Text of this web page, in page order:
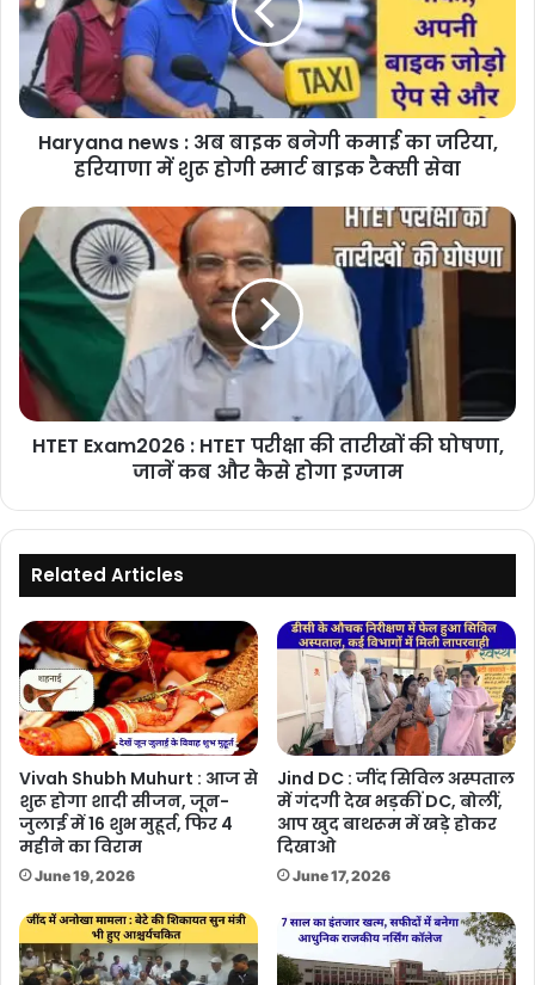
बाइक
बनेगी
कमाई
का
जरिया,
हरियाणा
होगी
स्मार्ट
बाइक
टैक्सी
सेवा
Haryana news : अब बाइक बनेगी कमाई का जरिया,
हरियाणा में शुरू होगी स्मार्ट बाइक टैक्सी सेवा
HTET
Exam2026
:
HTET
परीक्षा
तारीखों
घोषणा,
जानें
इग्जाम
HTET Exam2026 : HTET परीक्षा की तारीखों की घोषणा,
जानें कब और कैसे होगा इग्जाम
Related Articles
Vivah Shubh Muhurt : आज से
शुरू होगा शादी सीजन, जून-
जुलाई में 16 शुभ मुहूर्त, फिर 4
महीने का विराम
June 19, 2026
Jind DC : जींद सिविल अस्पताल
में गंदगी देख भड़कीं DC, बोलीं,
आप खुद बाथरूम में खड़े होकर
दिखाओ
June 17, 2026